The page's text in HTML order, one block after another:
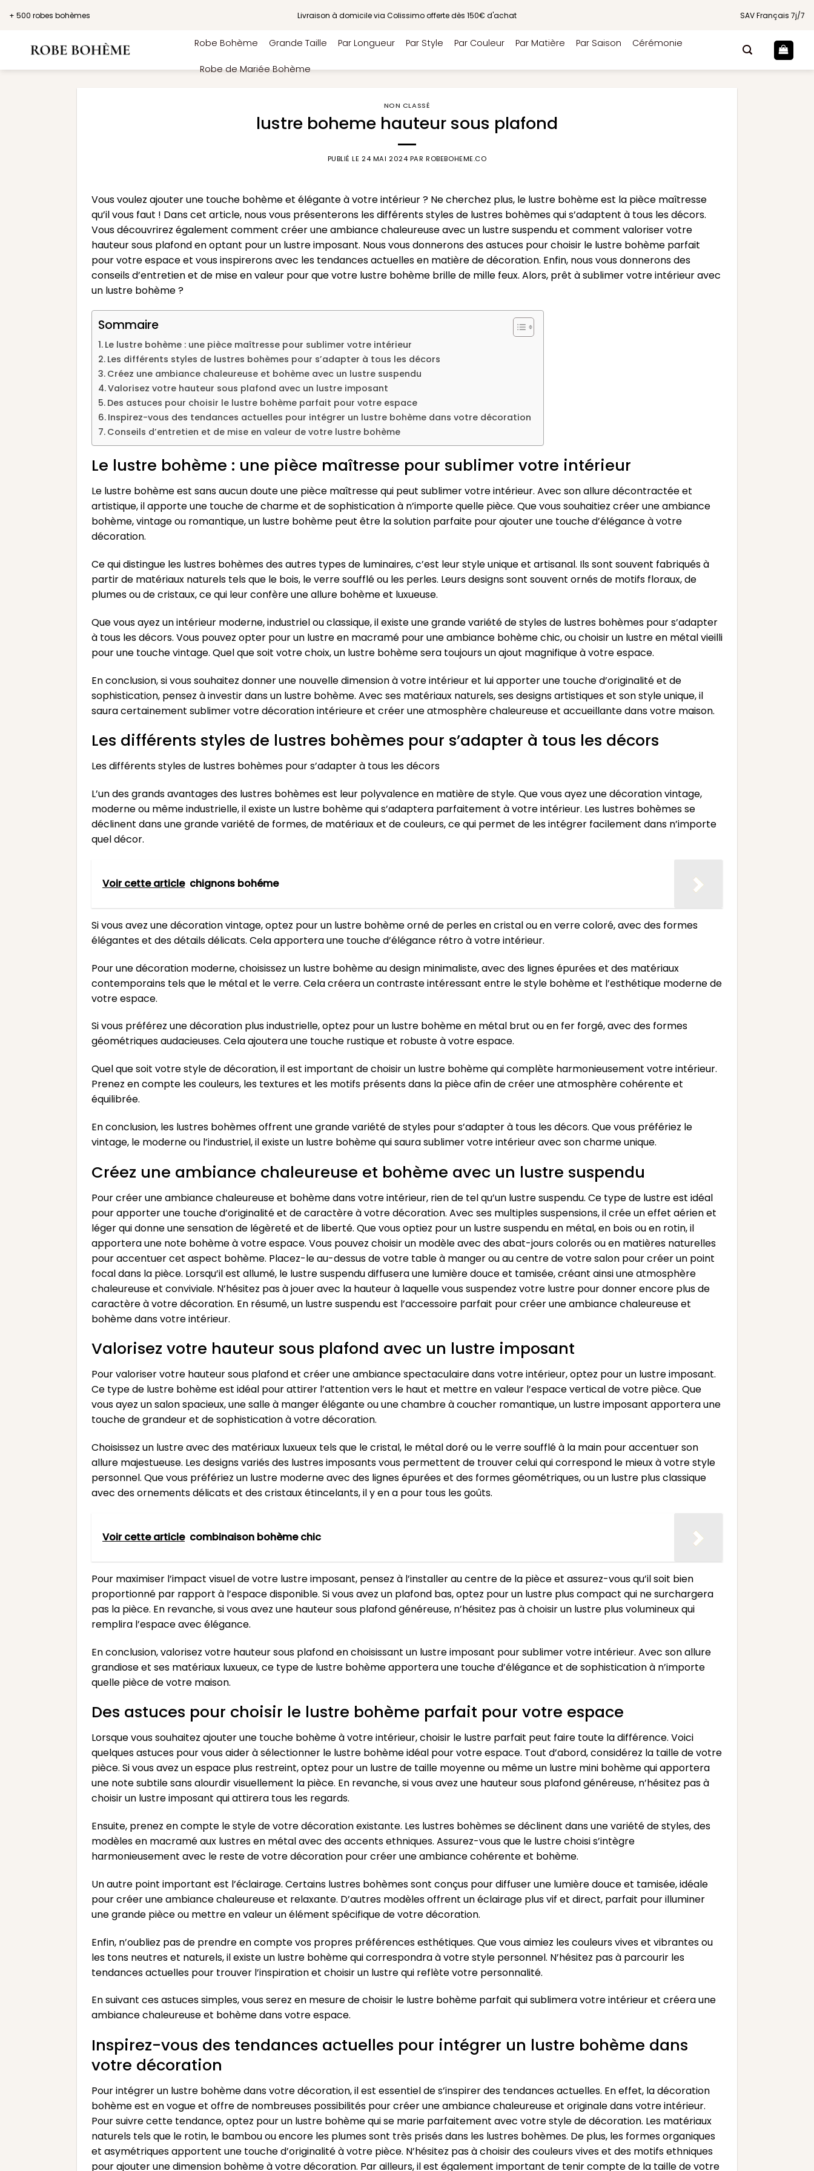
+ 500 robes bohèmes Livraison à domicile via Colissimo offerte dès 150€ d'achat SAV Français 7j/7
Robe Bohème Grande Taille Par Longueur Par Style Par Couleur Par Matière Par Saison Cérémonie
Robe de Mariée Bohème
NON CLASSÉ
lustre boheme hauteur sous plafond
PUBLIÉ LE 24 MAI 2024 PARROBEBOHEME.CO
Vous voulez ajouter une touche bohème et élégante à votre intérieur ? Ne cherchez plus, le lustre bohème est la pièce maîtresse
qu’il vous faut ! Dans cet article, nous vous présenterons les différents styles de lustres bohèmes qui s’adaptent à tous les décors.
Vous découvrirez également comment créer une ambiance chaleureuse avec un lustre suspendu et comment valoriser votre
hauteur sous plafond en optant pour un lustre imposant. Nous vous donnerons des astuces pour choisir le lustre bohème parfait
pour votre espace et vous inspirerons avec les tendances actuelles en matière de décoration. Enfin, nous vous donnerons des
conseils d’entretien et de mise en valeur pour que votre lustre bohème brille de mille feux. Alors, prêt à sublimer votre intérieur avec
un lustre bohème ?
Sommaire
Le lustre bohème : une pièce maîtresse pour sublimer votre intérieur
Les différents styles de lustres bohèmes pour s’adapter à tous les décors
Créez une ambiance chaleureuse et bohème avec un lustre suspendu
Valorisez votre hauteur sous plafond avec un lustre imposant
Des astuces pour choisir le lustre bohème parfait pour votre espace
Inspirez-vous des tendances actuelles pour intégrer un lustre bohème dans votre décoration
Conseils d’entretien et de mise en valeur de votre lustre bohème
Le lustre bohème : une pièce maîtresse pour sublimer votre intérieur
Le lustre bohème est sans aucun doute une pièce maîtresse qui peut sublimer votre intérieur. Avec son allure décontractée et
artistique, il apporte une touche de charme et de sophistication à n’importe quelle pièce. Que vous souhaitiez créer une ambiance
bohème, vintage ou romantique, un lustre bohème peut être la solution parfaite pour ajouter une touche d’élégance à votre
décoration.
Ce qui distingue les lustres bohèmes des autres types de luminaires, c’est leur style unique et artisanal. Ils sont souvent fabriqués à
partir de matériaux naturels tels que le bois, le verre soufflé ou les perles. Leurs designs sont souvent ornés de motifs floraux, de
plumes ou de cristaux, ce qui leur confère une allure bohème et luxueuse.
Que vous ayez un intérieur moderne, industriel ou classique, il existe une grande variété de styles de lustres bohèmes pour s’adapter
à tous les décors. Vous pouvez opter pour un lustre en macramé pour une ambiance bohème chic, ou choisir un lustre en métal vieilli
pour une touche vintage. Quel que soit votre choix, un lustre bohème sera toujours un ajout magnifique à votre espace.
En conclusion, si vous souhaitez donner une nouvelle dimension à votre intérieur et lui apporter une touche d’originalité et de
sophistication, pensez à investir dans un lustre bohème. Avec ses matériaux naturels, ses designs artistiques et son style unique, il
saura certainement sublimer votre décoration intérieure et créer une atmosphère chaleureuse et accueillante dans votre maison.
Les différents styles de lustres bohèmes pour s’adapter à tous les décors
Les différents styles de lustres bohèmes pour s’adapter à tous les décors
L’un des grands avantages des lustres bohèmes est leur polyvalence en matière de style. Que vous ayez une décoration vintage,
moderne ou même industrielle, il existe un lustre bohème qui s’adaptera parfaitement à votre intérieur. Les lustres bohèmes se
déclinent dans une grande variété de formes, de matériaux et de couleurs, ce qui permet de les intégrer facilement dans n’importe
quel décor.
Voir cette article chignons bohéme
Si vous avez une décoration vintage, optez pour un lustre bohème orné de perles en cristal ou en verre coloré, avec des formes
élégantes et des détails délicats. Cela apportera une touche d’élégance rétro à votre intérieur.
Pour une décoration moderne, choisissez un lustre bohème au design minimaliste, avec des lignes épurées et des matériaux
contemporains tels que le métal et le verre. Cela créera un contraste intéressant entre le style bohème et l’esthétique moderne de
votre espace.
Si vous préférez une décoration plus industrielle, optez pour un lustre bohème en métal brut ou en fer forgé, avec des formes
géométriques audacieuses. Cela ajoutera une touche rustique et robuste à votre espace.
Quel que soit votre style de décoration, il est important de choisir un lustre bohème qui complète harmonieusement votre intérieur.
Prenez en compte les couleurs, les textures et les motifs présents dans la pièce afin de créer une atmosphère cohérente et
équilibrée.
En conclusion, les lustres bohèmes offrent une grande variété de styles pour s’adapter à tous les décors. Que vous préfériez le
vintage, le moderne ou l’industriel, il existe un lustre bohème qui saura sublimer votre intérieur avec son charme unique.
Créez une ambiance chaleureuse et bohème avec un lustre suspendu
Pour créer une ambiance chaleureuse et bohème dans votre intérieur, rien de tel qu’un lustre suspendu. Ce type de lustre est idéal
pour apporter une touche d’originalité et de caractère à votre décoration. Avec ses multiples suspensions, il crée un effet aérien et
léger qui donne une sensation de légèreté et de liberté. Que vous optiez pour un lustre suspendu en métal, en bois ou en rotin, il
apportera une note bohème à votre espace. Vous pouvez choisir un modèle avec des abat-jours colorés ou en matières naturelles
pour accentuer cet aspect bohème. Placez-le au-dessus de votre table à manger ou au centre de votre salon pour créer un point
focal dans la pièce. Lorsqu’il est allumé, le lustre suspendu diffusera une lumière douce et tamisée, créant ainsi une atmosphère
chaleureuse et conviviale. N’hésitez pas à jouer avec la hauteur à laquelle vous suspendez votre lustre pour donner encore plus de
caractère à votre décoration. En résumé, un lustre suspendu est l’accessoire parfait pour créer une ambiance chaleureuse et
bohème dans votre intérieur.
Valorisez votre hauteur sous plafond avec un lustre imposant
Pour valoriser votre hauteur sous plafond et créer une ambiance spectaculaire dans votre intérieur, optez pour un lustre imposant.
Ce type de lustre bohème est idéal pour attirer l’attention vers le haut et mettre en valeur l’espace vertical de votre pièce. Que
vous ayez un salon spacieux, une salle à manger élégante ou une chambre à coucher romantique, un lustre imposant apportera une
touche de grandeur et de sophistication à votre décoration.
Choisissez un lustre avec des matériaux luxueux tels que le cristal, le métal doré ou le verre soufflé à la main pour accentuer son
allure majestueuse. Les designs variés des lustres imposants vous permettent de trouver celui qui correspond le mieux à votre style
personnel. Que vous préfériez un lustre moderne avec des lignes épurées et des formes géométriques, ou un lustre plus classique
avec des ornements délicats et des cristaux étincelants, il y en a pour tous les goûts.
Voir cette article combinaison bohème chic
Pour maximiser l’impact visuel de votre lustre imposant, pensez à l’installer au centre de la pièce et assurez-vous qu’il soit bien
proportionné par rapport à l’espace disponible. Si vous avez un plafond bas, optez pour un lustre plus compact qui ne surchargera
pas la pièce. En revanche, si vous avez une hauteur sous plafond généreuse, n’hésitez pas à choisir un lustre plus volumineux qui
remplira l’espace avec élégance.
En conclusion, valorisez votre hauteur sous plafond en choisissant un lustre imposant pour sublimer votre intérieur. Avec son allure
grandiose et ses matériaux luxueux, ce type de lustre bohème apportera une touche d’élégance et de sophistication à n’importe
quelle pièce de votre maison.
Des astuces pour choisir le lustre bohème parfait pour votre espace
Lorsque vous souhaitez ajouter une touche bohème à votre intérieur, choisir le lustre parfait peut faire toute la différence. Voici
quelques astuces pour vous aider à sélectionner le lustre bohème idéal pour votre espace. Tout d’abord, considérez la taille de votre
pièce. Si vous avez un espace plus restreint, optez pour un lustre de taille moyenne ou même un lustre mini bohème qui apportera
une note subtile sans alourdir visuellement la pièce. En revanche, si vous avez une hauteur sous plafond généreuse, n’hésitez pas à
choisir un lustre imposant qui attirera tous les regards.
Ensuite, prenez en compte le style de votre décoration existante. Les lustres bohèmes se déclinent dans une variété de styles, des
modèles en macramé aux lustres en métal avec des accents ethniques. Assurez-vous que le lustre choisi s’intègre
harmonieusement avec le reste de votre décoration pour créer une ambiance cohérente et bohème.
Un autre point important est l’éclairage. Certains lustres bohèmes sont conçus pour diffuser une lumière douce et tamisée, idéale
pour créer une ambiance chaleureuse et relaxante. D’autres modèles offrent un éclairage plus vif et direct, parfait pour illuminer
une grande pièce ou mettre en valeur un élément spécifique de votre décoration.
Enfin, n’oubliez pas de prendre en compte vos propres préférences esthétiques. Que vous aimiez les couleurs vives et vibrantes ou
les tons neutres et naturels, il existe un lustre bohème qui correspondra à votre style personnel. N’hésitez pas à parcourir les
tendances actuelles pour trouver l’inspiration et choisir un lustre qui reflète votre personnalité.
En suivant ces astuces simples, vous serez en mesure de choisir le lustre bohème parfait qui sublimera votre intérieur et créera une
ambiance chaleureuse et bohème dans votre espace.
Inspirez-vous des tendances actuelles pour intégrer un lustre bohème dans
votre décoration
Pour intégrer un lustre bohème dans votre décoration, il est essentiel de s’inspirer des tendances actuelles. En effet, la décoration
bohème est en vogue et offre de nombreuses possibilités pour créer une ambiance chaleureuse et originale dans votre intérieur.
Pour suivre cette tendance, optez pour un lustre bohème qui se marie parfaitement avec votre style de décoration. Les matériaux
naturels tels que le rotin, le bambou ou encore les plumes sont très prisés dans les lustres bohèmes. De plus, les formes organiques
et asymétriques apportent une touche d’originalité à votre pièce. N’hésitez pas à choisir des couleurs vives et des motifs ethniques
pour ajouter une dimension bohème à votre décoration. Par ailleurs, il est également important de tenir compte de la taille de votre